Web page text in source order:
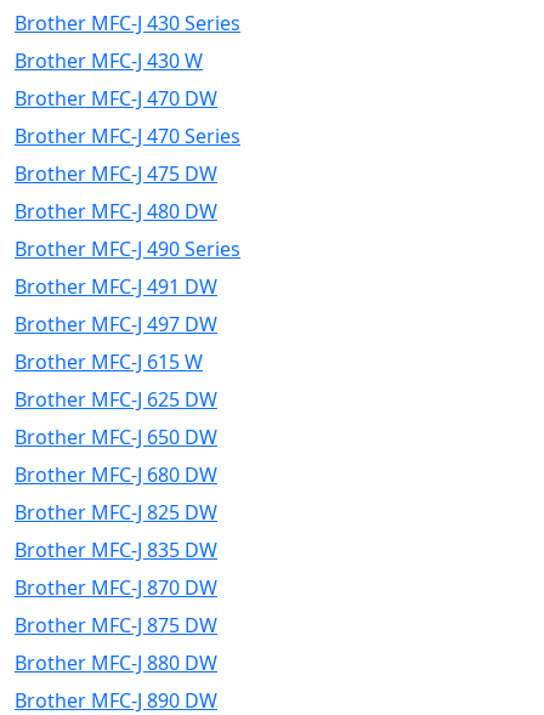
Brother MFC-J 430 Series
Brother MFC-J 430 W
Brother MFC-J 470 DW
Brother MFC-J 470 Series
Brother MFC-J 475 DW
Brother MFC-J 480 DW
Brother MFC-J 490 Series
Brother MFC-J 491 DW
Brother MFC-J 497 DW
Brother MFC-J 615 W
Brother MFC-J 625 DW
Brother MFC-J 650 DW
Brother MFC-J 680 DW
Brother MFC-J 825 DW
Brother MFC-J 835 DW
Brother MFC-J 870 DW
Brother MFC-J 875 DW
Brother MFC-J 880 DW
Brother MFC-J 890 DW